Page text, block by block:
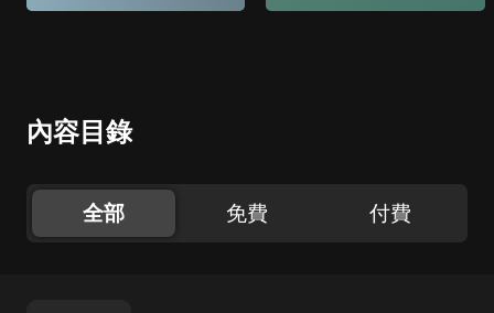
內容目錄
全部 免費 付費